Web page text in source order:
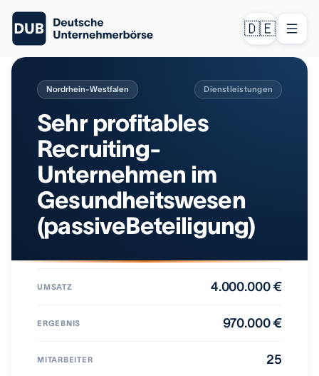
🇩🇪
Nordrhein-Westfalen Dienstleistungen
Sehr profitables
Recruiting-
Unternehmen im
Gesundheitswesen
(passiveBeteiligung)
UMSATZ 4.000.000 €
ERGEBNIS 970.000 €
MITARBEITER 25